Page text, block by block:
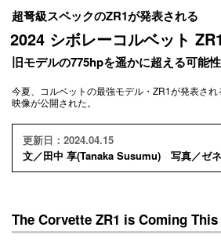
超弩級スペックのZR1が発表される
2024 シボレーコルベット ZR1
旧モデルの775hpを遥かに超える可能性
今夏、コルベットの最強モデル・ZR1が発表さ
映像が公開された。
更新日：2024.04.15
文／田中 享(Tanaka Susumu) 写真／ゼ
The Corvette ZR1 is Coming